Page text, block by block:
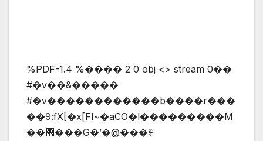
%PDF-1.4 %���� 2 0 obj <> stream 0��
#�v��&�����
#�v������������b����r���
��9:fX[�x[Fl~�aCO�l���������M
��޻���G�’�@���ꄟ